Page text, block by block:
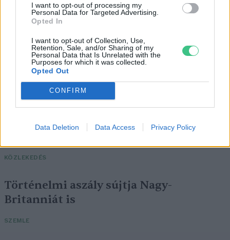
I want to opt-out of processing my
Personal Data for Targeted Advertising.
Opted In
I want to opt-out of Collection, Use,
Retention, Sale, and/or Sharing of my
Personal Data that Is Unrelated with the
Purposes for which it was collected.
Opted Out
CONFIRM
Data Deletion Data Access Privacy Policy
Négy éven belül valósággá válhatnak az
elektromos repülőjáratok Európában
KÖZLEKEDÉS
Történelmi aszály sújtja Nagy-
Britanniát is
SZEMLE